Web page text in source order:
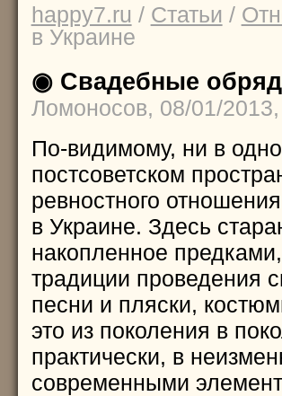
happy7.ru / Статьи /
в Украине
◉ Свадебные
Ломоносов, 08/01/2013,
По-видимому, ни в
постсоветском
ревностного
в Украине. Здесь
накопленное
традиции проведения
песни и пляски,
это из поколения в
практически, в
современными